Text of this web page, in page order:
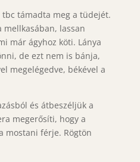
támadta meg a tüdejét.
mellkasában, lassan
már ágyhoz köti. Lánya
de ezt nem is bánja,
megelégedve, békével a
és átbeszéljük a
megerősíti, hogy a
mostani férje. Rögtön